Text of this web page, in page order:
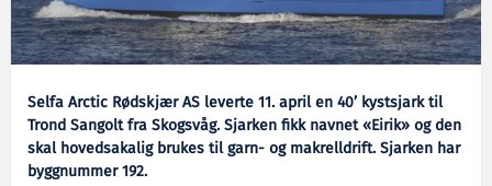
Selfa Arctic Rødskjær AS leverte 11. april en 40’ kystsjark til
Trond Sangolt fra Skogsvåg. Sjarken fikk navnet «Eirik» og den
skal hovedsakalig brukes til garn- og makrelldrift. Sjarken har
byggnummer 192.